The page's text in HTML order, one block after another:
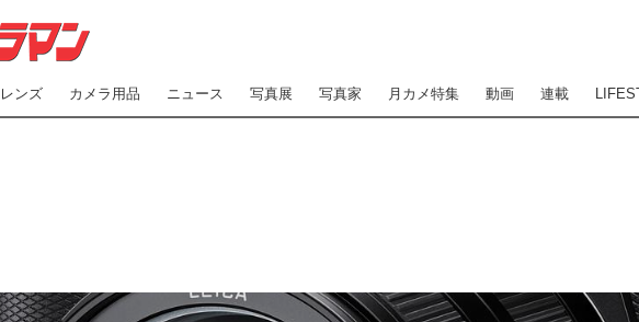
レンズ カメラ用品 ニュース 写真展 写真家 月カメ特集 動画 連載